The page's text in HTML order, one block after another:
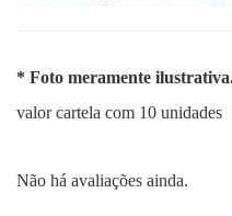
* Foto meramente
valor cartela com 10 unidades
Não há avaliações ainda.